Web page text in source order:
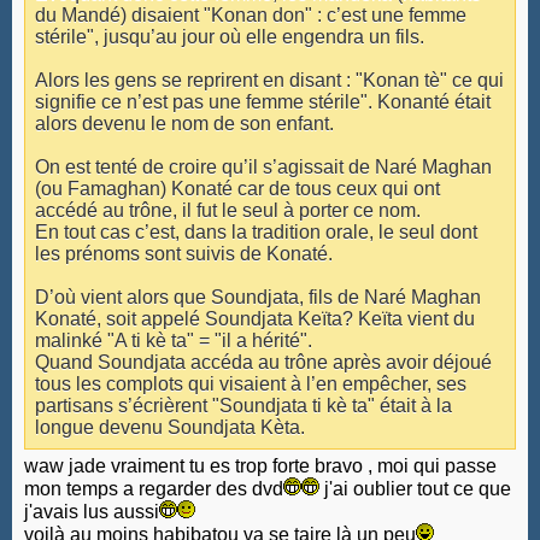
du Mandé) disaient "Konan don" : c’est une femme
stérile", jusqu’au jour où elle engendra un fils.
Alors les gens se reprirent en disant : "Konan tè" ce qui
signifie ce n’est pas une femme stérile". Konanté était
alors devenu le nom de son enfant.
On est tenté de croire qu’il s’agissait de Naré Maghan
(ou Famaghan) Konaté car de tous ceux qui ont
accédé au trône, il fut le seul à porter ce nom.
En tout cas c’est, dans la tradition orale, le seul dont
les prénoms sont suivis de Konaté.
D’où vient alors que Soundjata, fils de Naré Maghan
Konaté, soit appelé Soundjata Keïta? Keïta vient du
malinké "A ti kè ta" = "il a hérité".
Quand Soundjata accéda au trône après avoir déjoué
tous les complots qui visaient à l’en empêcher, ses
partisans s’écrièrent "Soundjata ti kè ta" était à la
longue devenu Soundjata Kèta.
waw jade vraiment tu es trop forte bravo , moi qui passe
mon temps a regarder des dvd
j'ai oublier tout ce que
j'avais lus aussi
voilà au moins habibatou va se taire là un peu